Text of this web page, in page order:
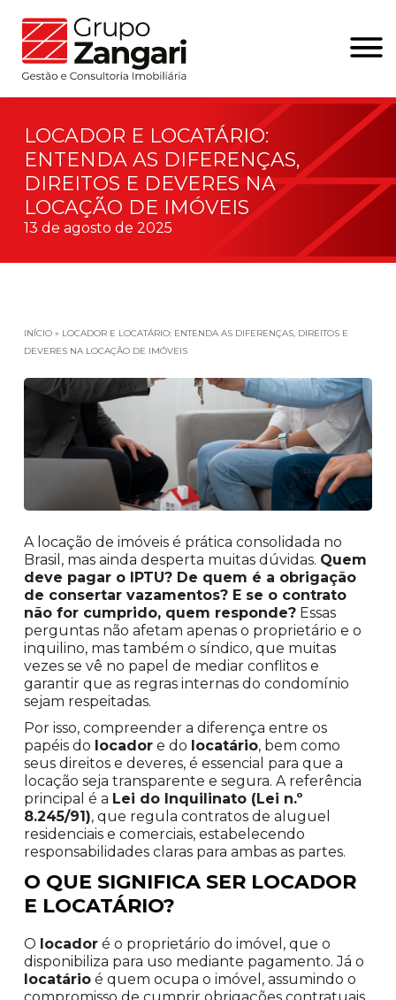
LOCADOR E LOCATÁRIO:
ENTENDA AS DIFERENÇAS,
DIREITOS E DEVERES NA
LOCAÇÃO DE IMÓVEIS
13 de agosto de 2025
INÍCIO» LOCADOR E LOCATÁRIO: ENTENDA AS DIFERENÇAS, DIREITOS E
DEVERES NA LOCAÇÃO DE IMÓVEIS
A locação de imóveis é prática consolidada no
Brasil, mas ainda desperta muitas dúvidas. Quem
deve pagar o IPTU? De quem é a obrigação
de consertar vazamentos? E se o contrato
não for cumprido, quem responde?Essas
perguntas não afetam apenas o proprietário e o
inquilino, mas também o síndico, que muitas
vezes se vê no papel de mediar conflitos e
garantir que as regras internas do condomínio
sejam respeitadas.
Por isso, compreender a diferença entre os
papéis do locadore do locatário, bem como
seus direitos e deveres, é essencial para que a
locação seja transparente e segura. A referência
principal é a Lei do Inquilinato (Lei n.º
8.245/91), que regula contratos de aluguel
residenciais e comerciais, estabelecendo
responsabilidades claras para ambas as partes.
O QUE SIGNIFICA SER LOCADOR
E LOCATÁRIO?
O locadoré o proprietário do imóvel, que o
disponibiliza para uso mediante pagamento. Já o
locatárioé quem ocupa o imóvel, assumindo o